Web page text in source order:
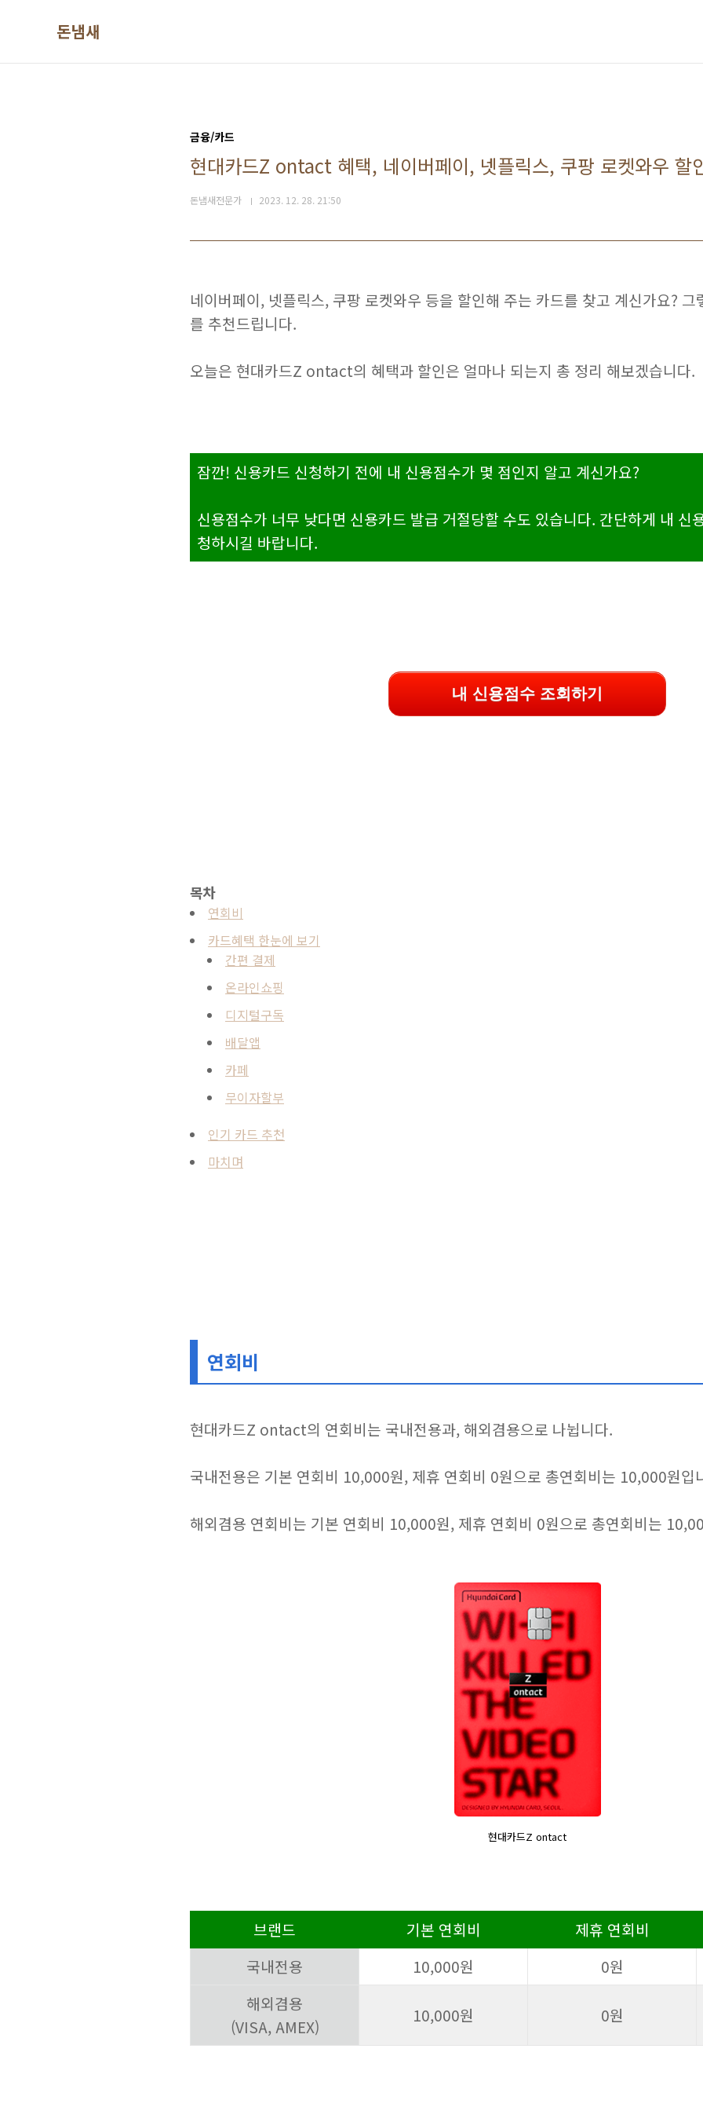
돈냄새
금융/카드
현대카드Z ontact 혜택, 네이버페이, 넷플릭스, 쿠팡 로켓와우 할
돈냄새전문가 2023. 12. 28. 21:50
네이버페이, 넷플릭스, 쿠팡 로켓와우 등을 할인해 주는 카드를 찾고 계신가요?
를 추천드립니다.
오늘은 현대카드Z ontact의 혜택과 할인은 얼마나 되는지 총 정리 해보겠습니다.
잠깐! 신용카드 신청하기 전에 내 신용점수가 몇 점인지 알고 계신가요?
신용점수가 너무 낮다면 신용카드 발급 거절당할 수도 있습니다. 간단하게 내 신
청하시길 바랍니다.
내 신용점수 조회하기
목차
연회비
카드혜택 한눈에 보기
간편 결제
온라인쇼핑
디지털구독
배달앱
카페
무이자할부
인기 카드 추천
마치며
연회비
현대카드Z ontact의 연회비는 국내전용과, 해외겸용으로 나뉩니다.
국내전용은 기본 연회비 10,000원, 제휴 연회비 0원으로 총연회비는 10,000원입
해외겸용 연회비는 기본 연회비 10,000원, 제휴 연회비 0원으로 총연회비는
현대카드Z ontact
브랜드 기본 연회비 제휴 연회비
국내전용
10,000원 0원
해외겸용
(VISA, AMEX)
10,000원 0원